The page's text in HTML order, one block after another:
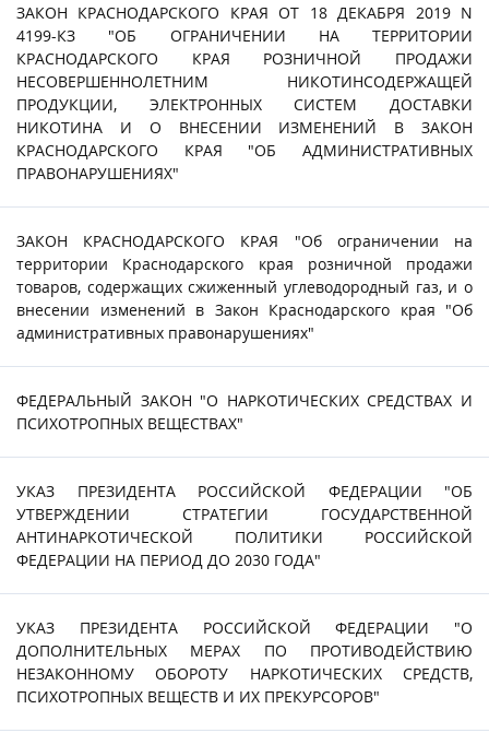
ЗАКОН КРАСНОДАРСКОГО КРАЯ ОТ 18 ДЕКАБРЯ 2019 N
4199-КЗ "ОБ ОГРАНИЧЕНИИ НА ТЕРРИТОРИИ
КРАСНОДАРСКОГО КРАЯ РОЗНИЧНОЙ ПРОДАЖИ
НЕСОВЕРШЕННОЛЕТНИМ НИКОТИНСОДЕРЖАЩЕЙ
ПРОДУКЦИИ, ЭЛЕКТРОННЫХ СИСТЕМ ДОСТАВКИ
НИКОТИНА И О ВНЕСЕНИИ ИЗМЕНЕНИЙ В ЗАКОН
КРАСНОДАРСКОГО КРАЯ "ОБ АДМИНИСТРАТИВНЫХ
ПРАВОНАРУШЕНИЯХ"
ЗАКОН КРАСНОДАРСКОГО КРАЯ "Об ограничении на
территории Краснодарского края розничной продажи
товаров, содержащих сжиженный углеводородный газ, и о
внесении изменений в Закон Краснодарского края "Об
административных правонарушениях"
ФЕДЕРАЛЬНЫЙ ЗАКОН "О НАРКОТИЧЕСКИХ СРЕДСТВАХ И
ПСИХОТРОПНЫХ ВЕЩЕСТВАХ"
УКАЗ ПРЕЗИДЕНТА РОССИЙСКОЙ ФЕДЕРАЦИИ "ОБ
УТВЕРЖДЕНИИ СТРАТЕГИИ ГОСУДАРСТВЕННОЙ
АНТИНАРКОТИЧЕСКОЙ ПОЛИТИКИ РОССИЙСКОЙ
ФЕДЕРАЦИИ НА ПЕРИОД ДО 2030 ГОДА"
УКАЗ ПРЕЗИДЕНТА РОССИЙСКОЙ ФЕДЕРАЦИИ "О
ДОПОЛНИТЕЛЬНЫХ МЕРАХ ПО ПРОТИВОДЕЙСТВИЮ
НЕЗАКОННОМУ ОБОРОТУ НАРКОТИЧЕСКИХ СРЕДСТВ,
ПСИХОТРОПНЫХ ВЕЩЕСТВ И ИХ ПРЕКУРСОРОВ"